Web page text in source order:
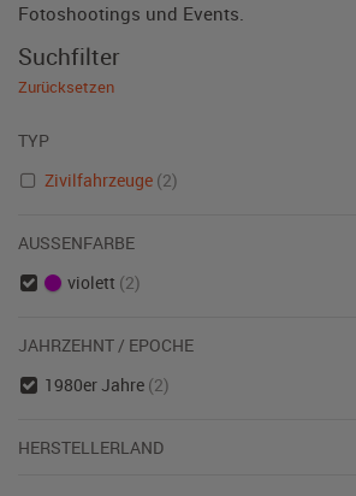
Fotoshootings und Events.
Suchfilter
Zurücksetzen
TYP
Zivilfahrzeuge (2)
AUSSENFARBE
violett (2)
JAHRZEHNT / EPOCHE
1980er Jahre (2)
HERSTELLERLAND